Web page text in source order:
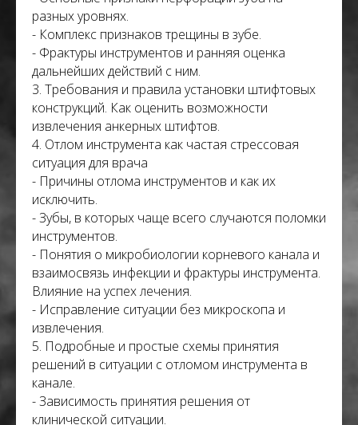
разных уровнях.
- Комплекс признаков трещины в зубе.
- Фрактуры инструментов и ранняя оценка
дальнейших действий с ним.
3. Требования и правила установки штифтовых
конструкций. Как оценить возможности
извлечения анкерных штифтов.
4. Отлом инструмента как частая стрессовая
ситуация для врача
- Причины отлома инструментов и как их
исключить.
- Зубы, в которых чаще всего случаются поломки
инструментов.
- Понятия о микробиологии корневого канала и
взаимосвязь инфекции и фрактуры инструмента.
Влияние на успех лечения.
- Исправление ситуации без микроскопа и
извлечения.
5. Подробные и простые схемы принятия
решений в ситуации с отломом инструмента в
канале.
- Зависимость принятия решения от
клинической ситуации.